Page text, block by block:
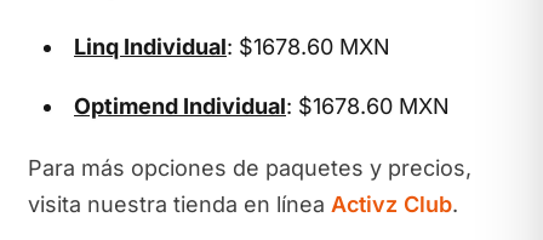
Linq Individual: $1678.60 MXN
Optimend Individual: $1678.60 MXN
Para más opciones de paquetes y precios,
visita nuestra tienda en línea Activz Club.